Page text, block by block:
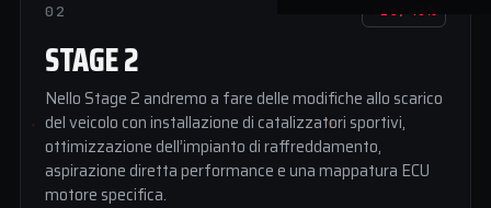
02 +25/40%
STAGE 2
Nello Stage 2 andremo a fare delle modifiche allo scarico
del veicolo con installazione di catalizzatori sportivi,
ottimizzazione dell’impianto di raffreddamento,
aspirazione diretta performance e una mappatura ECU
motore specifica.